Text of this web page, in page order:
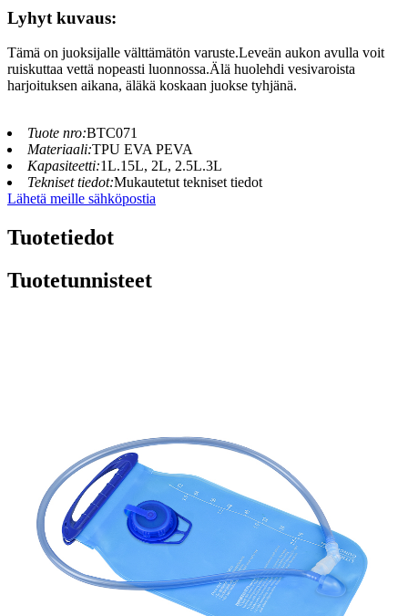
Lyhyt kuvaus:
Tämä on juoksijalle välttämätön varuste.Leveän aukon avulla voit
ruiskuttaa vettä nopeasti luonnossa.Älä huolehdi vesivaroista
harjoituksen aikana, äläkä koskaan juokse tyhjänä.
Tuote nro:BTC071
Materiaali:TPU EVA PEVA
Kapasiteetti:1L.15L, 2L, 2.5L.3L
Tekniset tiedot:Mukautetut tekniset tiedot
Lähetä meille sähköpostia
Tuotetiedot
Tuotetunnisteet